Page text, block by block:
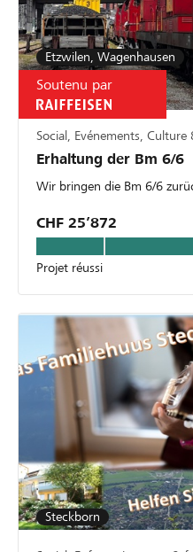
Etzwilen, Wagenhausen
Soutenu par
Social, Evénements, Culture
Erhaltung der Bm 6/6
Wir bringen die Bm 6/6
CHF 25’872
Projet réussi
Steckborn